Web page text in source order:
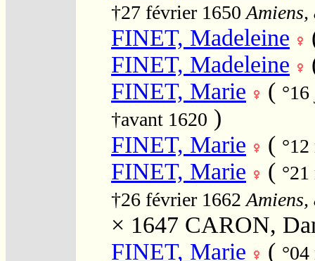
†27 février 1650 Amiens,
FINET, Madeleine
FINET, Madeleine
FINET, Marie
(
†avant 1620 )
FINET, Marie
(
FINET, Marie (
†26 février 1662 Amiens,
× 1647 CARON,
FINET, Marie
(